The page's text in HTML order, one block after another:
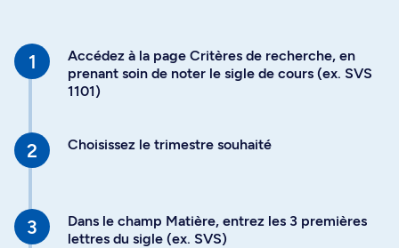
Accédez à la page Critères de recherche, en
prenant soin de noter le sigle de cours (ex. SVS
1101)
Choisissez le trimestre souhaité
Dans le champ Matière, entrez les 3 premières
lettres du sigle (ex. SVS)